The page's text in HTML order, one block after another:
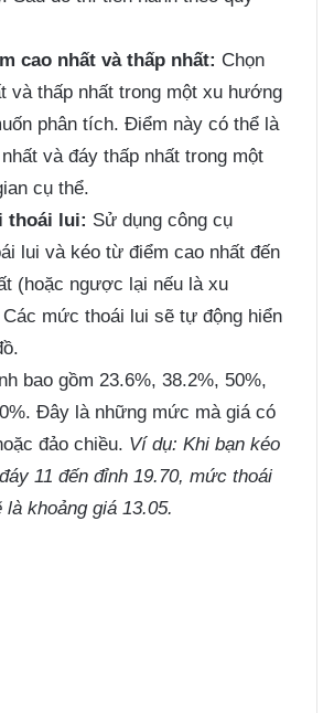
cao nhất và thấp nhất: Chọn
và thấp nhất trong một xu hướng
phân tích. Điểm này có thể là
và đáy thấp nhất trong một
cụ thể.
thoái lui: Sử dụng công cụ
lui và kéo từ điểm cao nhất đến
(hoặc ngược lại nếu là xu
mức thoái lui sẽ tự động hiển
bao gồm 23.6%, 38.2%, 50%,
Đây là những mức mà giá có
đảo chiều. Ví dụ: Khi bạn kéo
11 đến đỉnh 19.70, mức thoái
khoảng giá 13.05.